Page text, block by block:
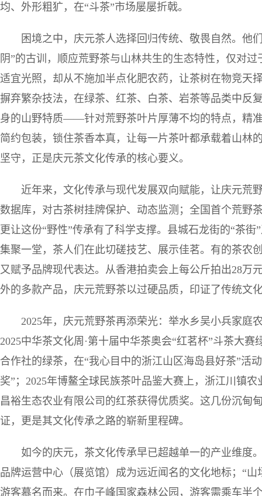
均、外形粗犷，在“斗茶”市场屡屡折戟。
困境之中，庆元茶人选择回归传统、敬畏自然。他
阴”的古训，顺应荒野茶与山林共生的生态特性，仅对
适宜光照，却从不施加半点化肥农药，让茶树在物竞天
摒弃繁杂技法，在绿茶、红茶、白茶、岩茶等品类中反
身的山野特质——针对荒野茶叶片厚薄不均的特点，精
简约包装，锁住茶香本真，让每一片茶叶都承载着山林
坚守，正是庆元茶文化传承的核心要义。
近年来，文化传承与现代发展双向赋能，让庆元荒
数据库，对古茶树挂牌保护、动态监测；全国首个荒野
更让这份“野性”传承有了科学支撑。县城石龙街的“茶
集聚一堂，茶人们在此切磋技艺、展示佳茗。有的茶农
又赋予品牌现代表达。从香港拍卖会上每公斤拍出28万
外的多款产品，庆元荒野茶以过硬品质，印证了传统文
2025年，庆元荒野茶再添荣光：举水乡吴小兵家庭
2025中华茶文化周·第十届中华茶奥会“红茗杯”斗茶大
合作社的绿茶，在“我心目中的浙江山区海岛县好茶”
奖”；2025年博鳌全球民族茶叶品鉴大赛上，浙江川镇
昌裕生态农业有限公司的红茶获得优质奖。这几份沉甸
证，更是其文化传承之路的崭新里程碑。
如今的庆元，茶文化传承早已超越单一的产业维度
品牌运营中心（展览馆）成为远近闻名的文化地标；“
游客慕名而来。在巾子峰国家森林公园，游客需乘车半